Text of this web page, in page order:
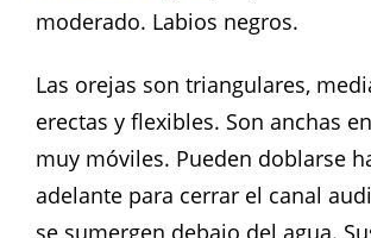
moderado. Labios negros.
Las orejas son triangulares,
erectas y flexibles. Son anchas
muy móviles. Pueden doblarse
adelante para cerrar el canal
se sumergen debajo del agua.